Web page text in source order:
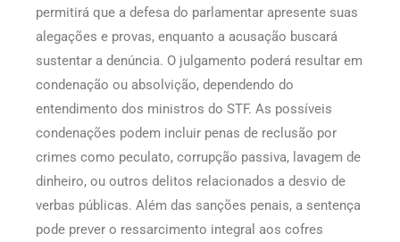
permitirá que a defesa do parlamentar apresente suas
alegações e provas, enquanto a acusação buscará
sustentar a denúncia. O julgamento poderá resultar em
condenação ou absolvição, dependendo do
entendimento dos ministros do STF. As possíveis
condenações podem incluir penas de reclusão por
crimes como peculato, corrupção passiva, lavagem de
dinheiro, ou outros delitos relacionados a desvio de
verbas públicas. Além das sanções penais, a sentença
pode prever o ressarcimento integral aos cofres